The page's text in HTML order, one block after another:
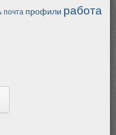
почта профили работа